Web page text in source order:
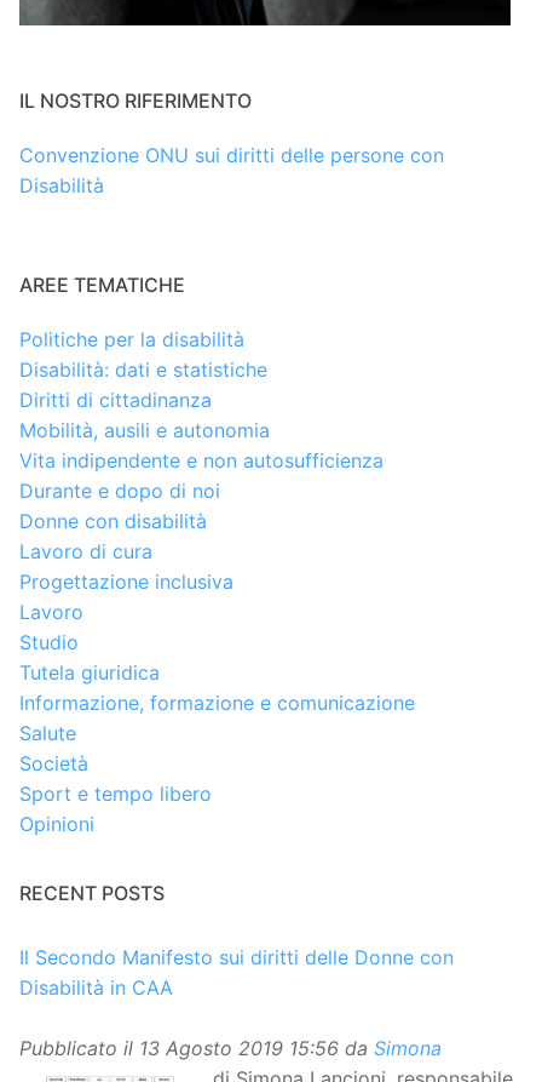
IL NOSTRO RIFERIMENTO
Convenzione ONU sui diritti delle persone con
Disabilità
AREE TEMATICHE
Politiche per la disabilità
Disabilità: dati e statistiche
Diritti di cittadinanza
Mobilità, ausili e autonomia
Vita indipendente e non autosufficienza
Durante e dopo di noi
Donne con disabilità
Lavoro di cura
Progettazione inclusiva
Lavoro
Studio
Tutela giuridica
Informazione, formazione e comunicazione
Salute
Società
Sport e tempo libero
Opinioni
RECENT POSTS
Il Secondo Manifesto sui diritti delle Donne con
Disabilità in CAA
Pubblicato il 13 Agosto 2019 15:56 da Simona